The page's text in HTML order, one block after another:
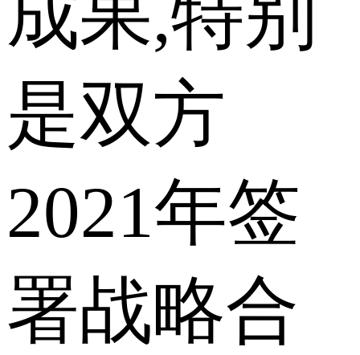
成果,特别
是双方
2021年签
署战略合